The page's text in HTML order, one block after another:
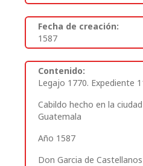
Fecha de creación:
1587
Contenido:
Legajo 1770. Expediente
Cabildo hecho en la
Guatemala
Año 1587
Don Garcia de Castellanos